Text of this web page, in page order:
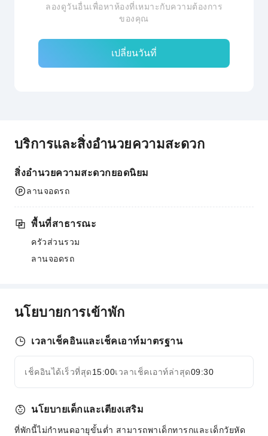
ลองดูวันอื่นเพื่อหาห้องที่เหมาะกับความต้องการ
ของคุณ
เปลี่ยนวันที่
บริการและสิ่งอำนวยความสะดวก
สิ่งอำนวยความสะดวกยอดนิยม
ลานจอดรถ
พื้นที่สาธารณะ
ครัวส่วนรวม
ลานจอดรถ
นโยบายการเข้าพัก
เวลาเช็คอินและเช็คเอาท์มาตรฐาน
เช็คอินได้เร็วที่สุด15:00เวลาเช็คเอาท์ล่าสุด09:30
นโยบายเด็กและเตียงเสริม
ที่พักนี้ไม่กำหนดอายุขั้นต่ำ สามารถพาเด็กทารกและเด็กวัยหัด